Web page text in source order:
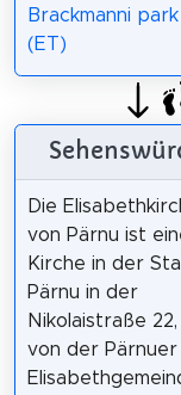
Brackmanni park
(ET)
Die
von Pärnu ist
Kirche in der
Pärnu in der
Nikolaistraße
von der Pärnuer